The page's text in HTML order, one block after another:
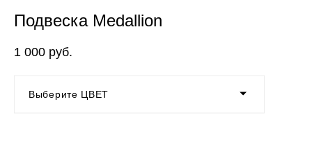
Подвеска Medallion
1 000 pуб.
Выберите ЦВЕТ